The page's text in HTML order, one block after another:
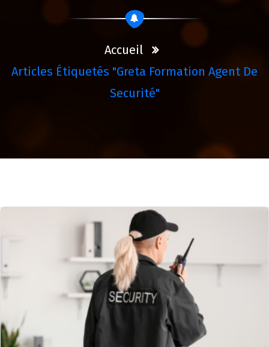
Accueil
Articles Étiquetés "greta Formation Agent De
Securité"